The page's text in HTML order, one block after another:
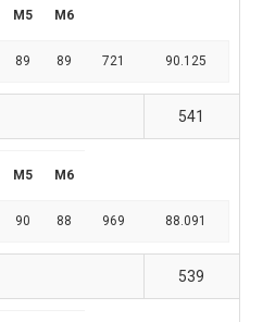
M5 M6
89 89 721 90.125
541
M5 M6
90 88 969 88.091
539